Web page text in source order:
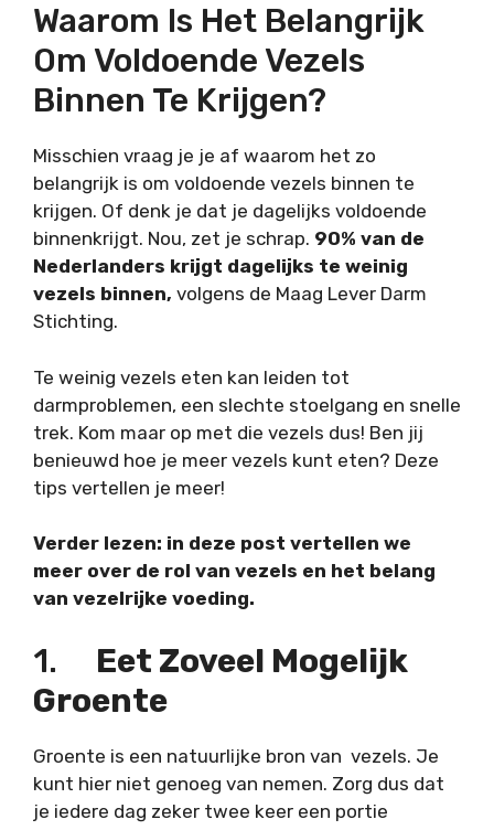
Waarom Is Het Belangrijk
Om Voldoende Vezels
Binnen Te Krijgen?
Misschien vraag je je af waarom het zo
belangrijk is om voldoende vezels binnen te
krijgen. Of denk je dat je dagelijks voldoende
binnenkrijgt. Nou, zet je schrap. 90% van de
Nederlanders krijgt dagelijks te weinig
vezels binnen, volgens de Maag Lever Darm
Stichting.
Te weinig vezels eten kan leiden tot
darmproblemen, een slechte stoelgang en snelle
trek. Kom maar op met die vezels dus! Ben jij
benieuwd hoe je meer vezels kunt eten? Deze
tips vertellen je meer!
Verder lezen: in deze post vertellen we
meer over de rol van vezels en het belang
van vezelrijke voeding.
1. Eet Zoveel Mogelijk
Groente
Groente is een natuurlijke bron van vezels. Je
kunt hier niet genoeg van nemen. Zorg dus dat
je iedere dag zeker twee keer een portie